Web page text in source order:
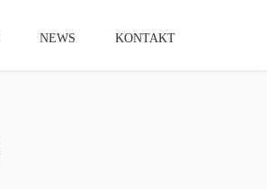
NEWS KONTAKT